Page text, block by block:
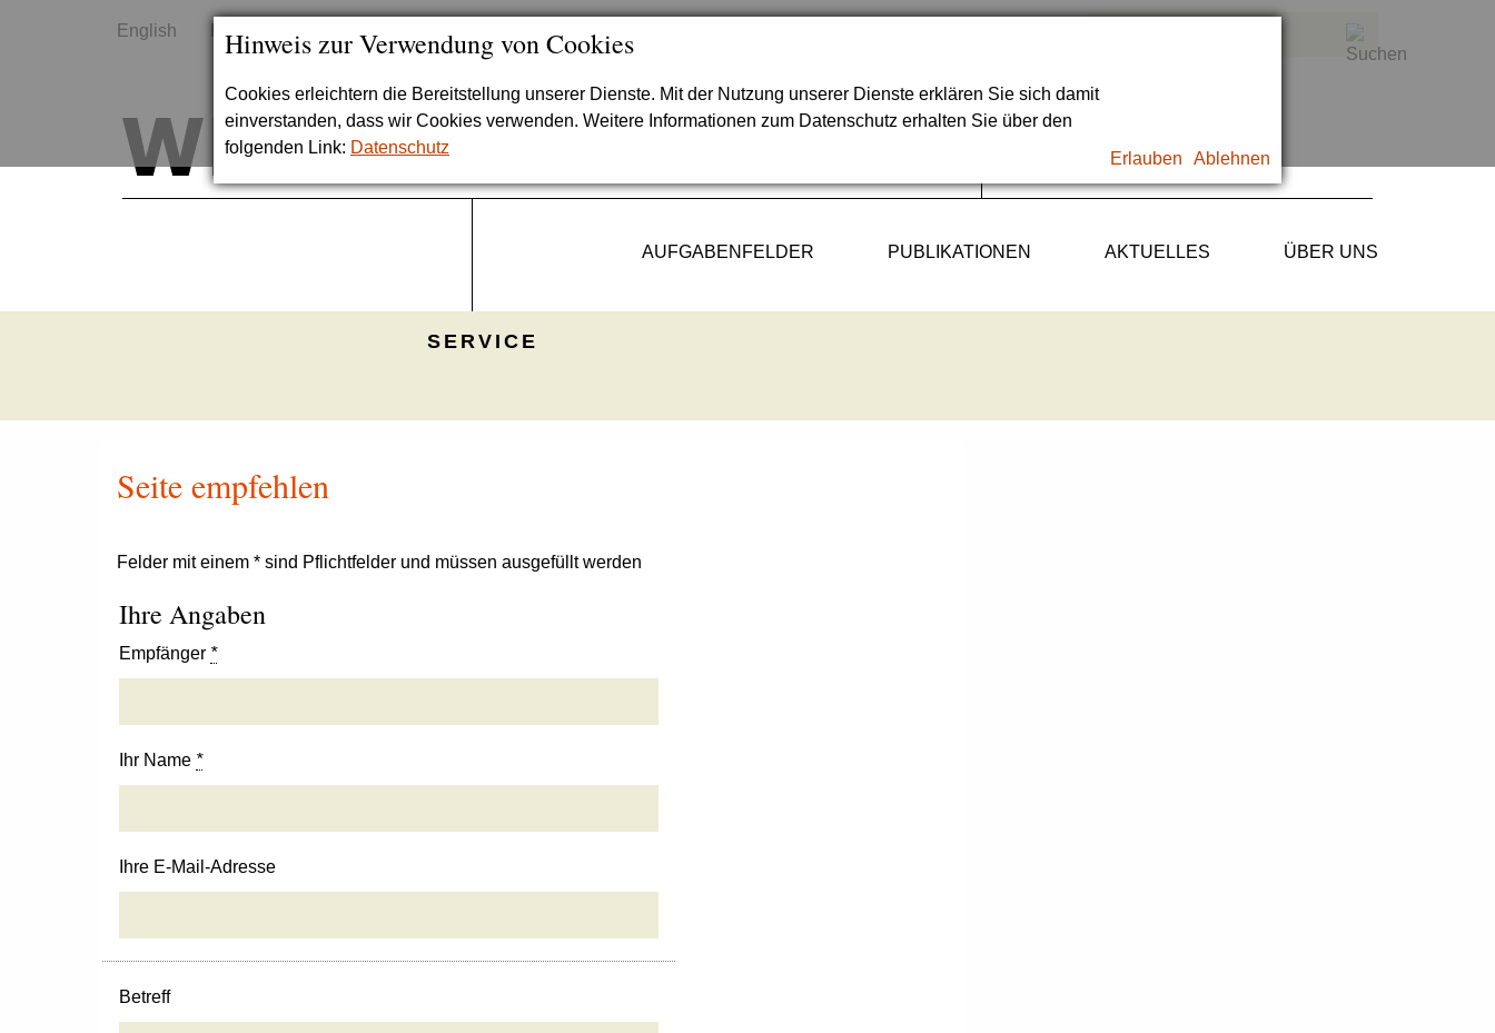
Hinweis zur Verwendung von Cookies
Cookies erleichtern die Bereitstellung unserer Dienste. Mit der Nutzung unserer Dienste erklären Sie sich damit
einverstanden, dass wir Cookies verwenden. Weitere Informationen zum Datenschutz erhalten Sie über den
folgenden Link: Datenschutz
Erlauben Ablehnen
English
AUFGABENFELDER PUBLIKATIONEN AKTUELLES ÜBER UNS
SERVICE
Seite empfehlen
Felder mit einem * sind Pflichtfelder und müssen ausgefüllt werden
Ihre Angaben
Empfänger *
Ihr Name *
Ihre E-Mail-Adresse
Betreff